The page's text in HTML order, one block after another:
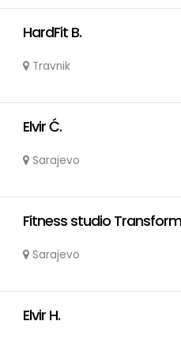
HardFit B.
Travnik
Elvir Ć.
Sarajevo
Fitness studio Transform
Sarajevo
Elvir H.